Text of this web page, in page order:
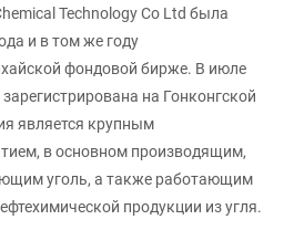
Technology Co Ltd была
и в том же году
фондовой бирже. В июле
на Гонконгской
является крупным
в основном производящим,
уголь, а также работающим
продукции из угля.